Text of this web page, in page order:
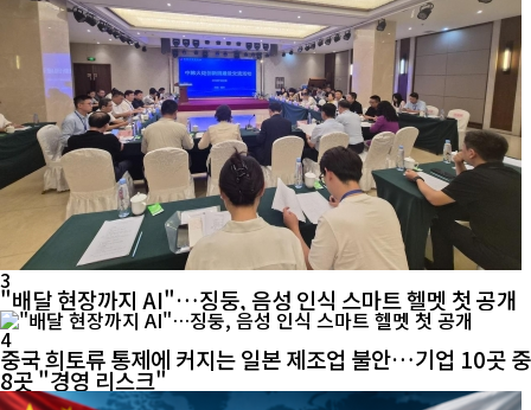
3
"배달 현장까지 AI"…징둥, 음성 인식 스마트 헬멧 첫 공개
4
중국 희토류 통제에 커지는 일본 제조업 불안…기업 10곳 중
8곳 "경영 리스크"